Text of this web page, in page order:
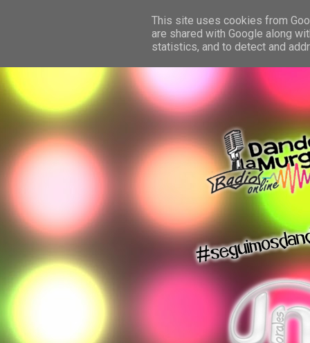
This site uses cookies from
are shared with Google along
statistics, and to detect and